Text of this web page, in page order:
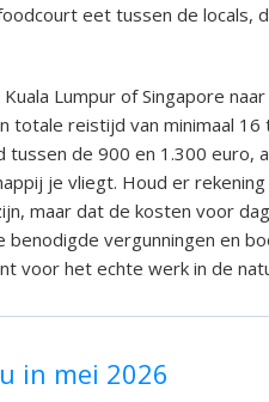
eet tussen de locals,
Lumpur of Singapore
totale reistijd van minimaal 16
de 900 en 1.300 euro,
je vliegt. Houd er
maar dat de kosten voor
benodigde vergunningen en
voor het echte werk in de
in mei 2026